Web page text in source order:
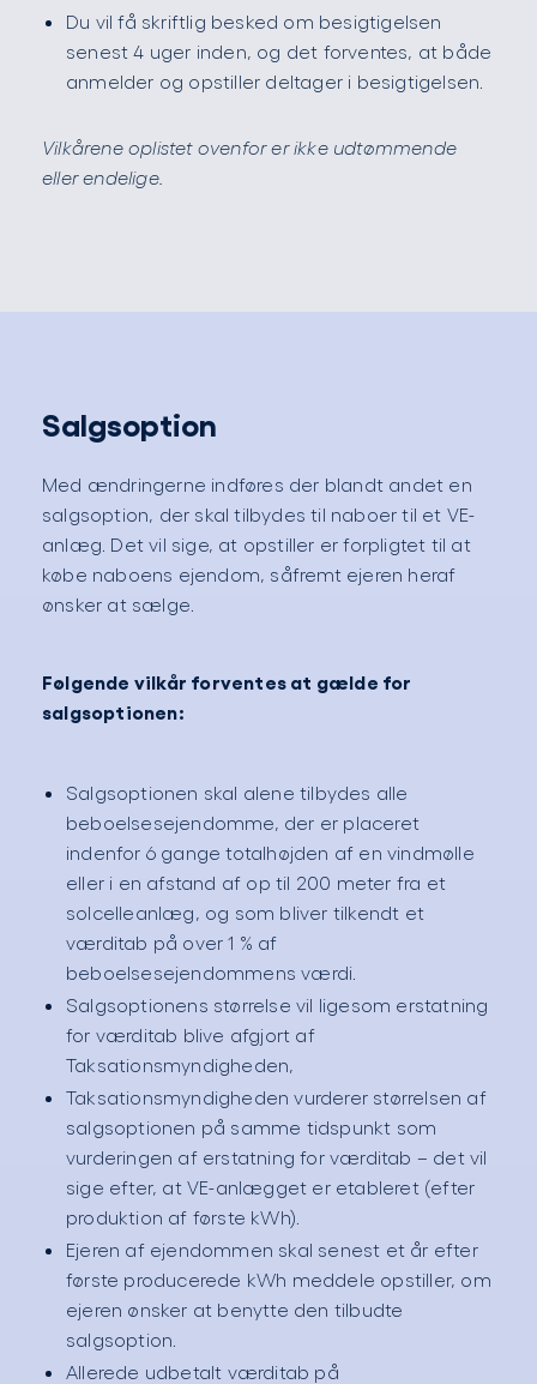
Du vil få skriftlig besked om besigtigelsen
senest 4 uger inden, og det forventes, at både
anmelder og opstiller deltager i besigtigelsen.
Vilkårene oplistet ovenfor er ikke udtømmende
eller endelige.
Salgsoption
Med ændringerne indføres der blandt andet en
salgsoption, der skal tilbydes til naboer til et VE-
anlæg. Det vil sige, at opstiller er forpligtet til at
købe naboens ejendom, såfremt ejeren heraf
ønsker at sælge.
Følgende vilkår forventes at gælde for
salgsoptionen:
Salgsoptionen skal alene tilbydes alle
beboelsesejendomme, der er placeret
indenfor 6 gange totalhøjden af en vindmølle
eller i en afstand af op til 200 meter fra et
solcelleanlæg, og som bliver tilkendt et
værditab på over 1 % af
beboelsesejendommens værdi.
Salgsoptionens størrelse vil ligesom erstatning
for værditab blive afgjort af
Taksationsmyndigheden,
Taksationsmyndigheden vurderer størrelsen af
salgsoptionen på samme tidspunkt som
vurderingen af erstatning for værditab – det vil
sige efter, at VE-anlægget er etableret (efter
produktion af første kWh).
Ejeren af ejendommen skal senest et år efter
første producerede kWh meddele opstiller, om
ejeren ønsker at benytte den tilbudte
salgsoption.
Allerede udbetalt værditab på